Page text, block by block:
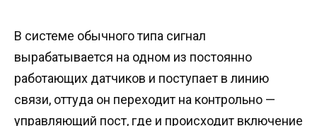
В системе обычного типа сигнал
вырабатывается на одном из постоянно
работающих датчиков и поступает в линию
связи, оттуда он переходит на контрольно —
управляющий пост, где и происходит включение